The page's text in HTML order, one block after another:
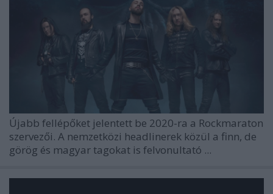
Újabb fellépőket jelentett be 2020-ra a Rockmaraton
szervezői. A nemzetközi headlinerek közül a finn, de
görög és magyar tagokat is felvonultató ...